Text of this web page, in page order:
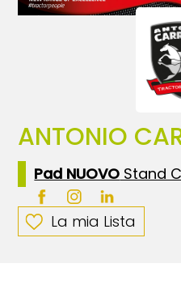
ANTONIO
Pad NUOVO Stand
La mia Lista